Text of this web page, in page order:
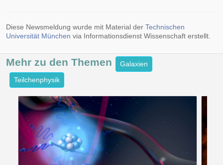
Diese Newsmeldung wurde mit Material der Technischen
Universität München via Informationsdienst Wissenschaft erstellt.
Mehr zu den Themen
Galaxien
Teilchenphysik